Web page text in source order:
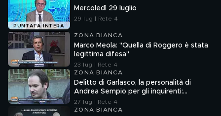
PUNTATA INTERA
Mercoledì 29 luglio
29 lug | Rete 4
ZONA BIANCA
Marco Meola: "Quella di Roggero è stata
legittima difesa"
23 lug | Rete 4
ZONA BIANCA
Delitto di Garlasco, la personalità di
Andrea Sempio per gli inquirenti:
"Ossessionato e bugiardo"
27 lug | Rete 4
ZONA BIANCA